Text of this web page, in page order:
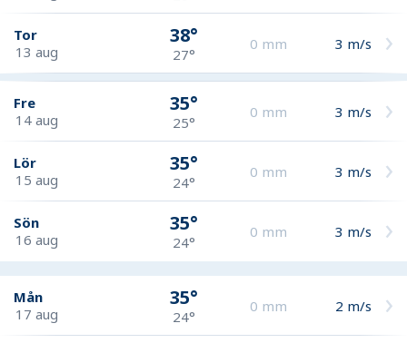
Tor
13 aug
38°
27°
0 mm 3 m/s
Fre
14 aug
35°
25°
0 mm 3 m/s
Lör
15 aug
35°
24°
0 mm 3 m/s
Sön
16 aug
35°
24°
0 mm 3 m/s
Mån
17 aug
35°
24°
0 mm 2 m/s